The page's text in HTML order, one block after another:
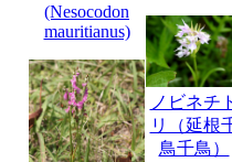
(Nesocodon
mauritianus)
ノビネチ
リ（延根
鳥千鳥）